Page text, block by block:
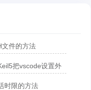
文件的方法
把vscode设置外
时限的方法